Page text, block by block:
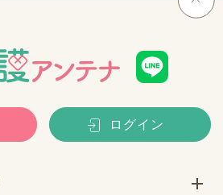
ログイン